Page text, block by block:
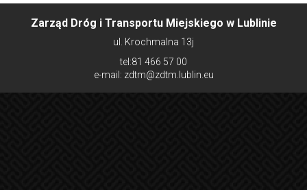
Zarząd Dróg i Transportu Miejskiego w Lublinie
ul. Krochmalna 13j
tel:81 466 57 00
e-mail: zdtm@zdtm.lublin.eu